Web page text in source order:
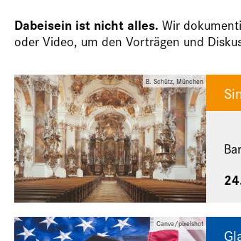
Dabeisein ist nicht alles. Wir
oder Video, um den Vorträgen und
B. Schütz, München
Canva/pixelshot